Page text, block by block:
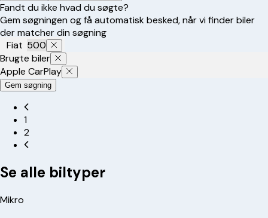
Fandt du ikke hvad du søgte?
Gem søgningen og få automatisk besked, når vi finder biler
der matcher din søgning
Fiat 500
Brugte biler
Apple CarPlay
Gem søgning
1
2
Se alle biltyper
Mikro